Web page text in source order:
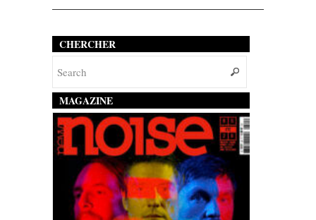
CHERCHER
MAGAZINE